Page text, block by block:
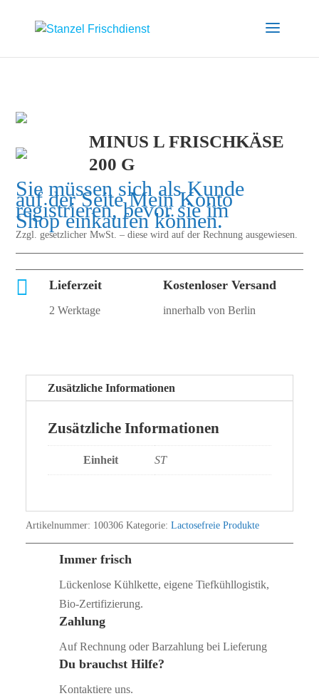
MINUS L FRISCHKÄSE
200 G
Sie müssen sich als Kunde
auf der SeiteMein Konto
registrieren, bevor sie im
Shop einkaufen können.
Zzgl. gesetzlicher MwSt. – diese wird auf der Rechnung ausgewiesen.
 Lieferzeit
2 Werktage
Kostenloser Versand
innerhalb von Berlin
Zusätzliche Informationen
Zusätzliche Informationen
Einheit ST
Artikelnummer: 100306 Kategorie: Lactosefreie Produkte
Immer frisch
Lückenlose Kühlkette, eigene Tiefkühllogistik,
Bio‑Zertifizierung.
Zahlung
Auf Rechnung oder Barzahlung bei Lieferung
Du brauchst Hilfe?
Kontaktiere uns.